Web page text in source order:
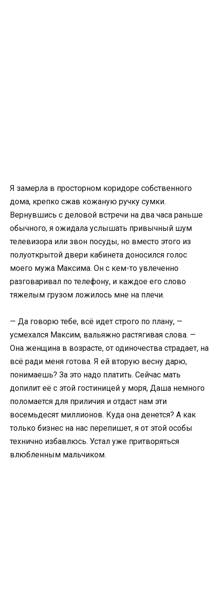
Я замерла в просторном коридоре собственного
дома, крепко сжав кожаную ручку сумки.
Вернувшись с деловой встречи на два часа раньше
обычного, я ожидала услышать привычный шум
телевизора или звон посуды, но вместо этого из
полуоткрытой двери кабинета доносился голос
моего мужа Максима. Он с кем-то увлеченно
разговаривал по телефону, и каждое его слово
тяжелым грузом ложилось мне на плечи.
— Да говорю тебе, всё идет строго по плану, —
усмехался Максим, вальяжно растягивая слова. —
Она женщина в возрасте, от одиночества страдает, на
всё ради меня готова. Я ей вторую весну дарю,
понимаешь? За это надо платить. Сейчас мать
допилит её с этой гостиницей у моря, Даша немного
поломается для приличия и отдаст нам эти
восемьдесят миллионов. Куда она денется? А как
только бизнес на нас перепишет, я от этой особы
технично избавлюсь. Устал уже притворяться
влюбленным мальчиком.